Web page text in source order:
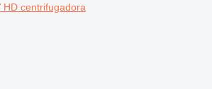
HD centrifugadora